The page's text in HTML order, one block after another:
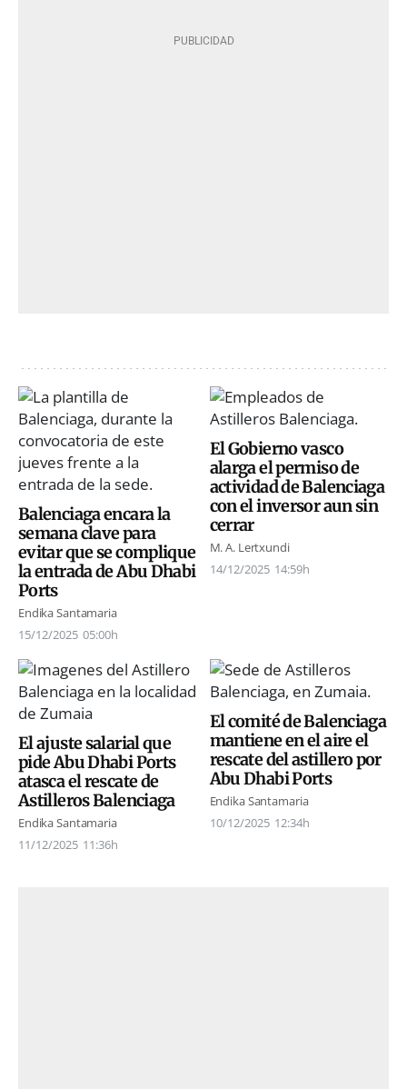
Balenciaga encara la
semana clave para
evitar que se complique
la entrada de Abu Dhabi
Ports
Endika Santamaria
15/12/2025 05:00h
El Gobierno vasco
alarga el permiso de
actividad de Balenciaga
con el inversor aun sin
cerrar
M. A. Lertxundi
14/12/2025 14:59h
El ajuste salarial que
pide Abu Dhabi Ports
atasca el rescate de
Astilleros Balenciaga
Endika Santamaria
11/12/2025 11:36h
El comité de Balenciaga
mantiene en el aire el
rescate del astillero por
Abu Dhabi Ports
Endika Santamaria
10/12/2025 12:34h